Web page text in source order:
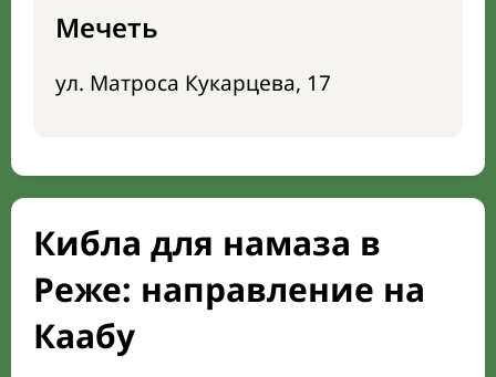
Мечеть
ул. Матроса Кукарцева, 17
Кибла для намаза в
Реже: направление на
Каабу